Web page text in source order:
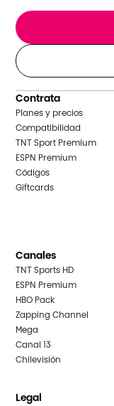
Contrata
Planes y precios
Compatibilidad
TNT Sport Premium
ESPN Premium
Códigos
Giftcards
Canales
TNT Sports HD
ESPN Premium
HBO Pack
Zapping Channel
Mega
Canal 13
Chilevisión
Legal